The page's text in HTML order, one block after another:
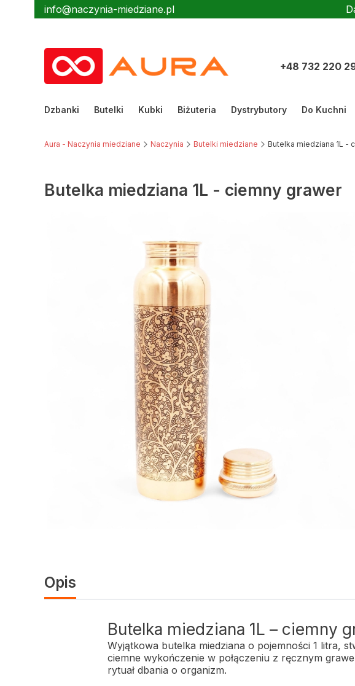
info@naczynia-miedziane.pl
+48 732 220
Dzbanki Butelki Kubki Biżuteria Dystrybutory Do Kuchni
Aura - Naczynia miedziane Naczynia Butelki miedziane Butelka miedziana 1L -
Butelka miedziana 1L - ciemny grawer
Opis
Butelka miedziana 1L – ciemny
Wyjątkowa butelka miedziana o pojemności 1 litra,
ciemne wykończenie w połączeniu z ręcznym
rytuał dbania o organizm.